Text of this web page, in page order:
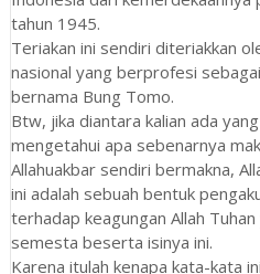
tahun 1945.
Teriakan ini sendiri diteriakkan
nasional yang berprofesi
bernama Bung Tomo.
Btw, jika diantara kalian ada
mengetahui apa sebenarnya
Allahuakbar sendiri bermakna,
ini adalah sebuah bentuk
terhadap keagungan Allah
semesta beserta isinya ini.
Karena itulah kenapa kata-kata